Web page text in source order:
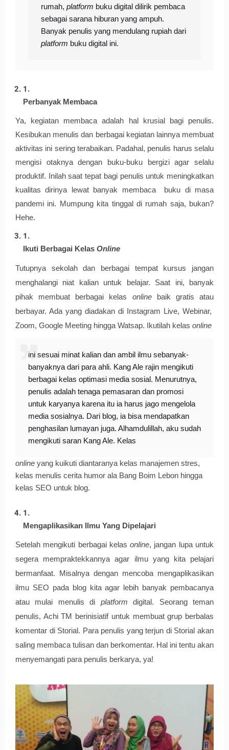
rumah, platform buku digital dilirik pembaca
sebagai sarana hiburan yang ampuh.
platform buku digital ini.
Perbanyak Membaca
Ya, kegiatan membaca adalah hal krusial bagi penulis.
Kesibukan menulis dan berbagai kegiatan lainnya membuat
aktivitas ini sering terabaikan. Padahal, penulis harus selalu
mengisi otaknya dengan buku-buku bergizi agar selalu
produktif. Inilah saat tepat bagi penulis untuk meningkatkan
kualitas dirinya lewat banyak membaca  buku di masa
pandemi ini. Mumpung kita tinggal di rumah saja, bukan?
Hehe.
Ikuti Berbagai Kelas Online
Tutupnya sekolah dan berbagai tempat kursus jangan
menghalangi niat kalian untuk belajar. Saat ini, banyak
pihak membuat berbagai kelas online baik gratis atau
berbayar. Ada yang diadakan di Instagram Live, Webinar,
Zoom, Google Meeting hingga Watsap. Ikutilah kelas online
ini sesuai minat kalian dan ambil ilmu sebanyak-
banyaknya dari para ahli. Kang Ale rajin mengikuti
berbagai kelas optimasi media sosial. Menurutnya,
penulis adalah tenaga pemasaran dan promosi
untuk karyanya karena itu ia harus jago mengelola
media sosialnya. Dari blog, ia bisa mendapatkan
penghasilan lumayan juga. Alhamdulillah, aku sudah
mengikuti saran Kang Ale. Kelas
online yang kuikuti diantaranya kelas manajemen stres,
kelas menulis cerita humor ala Bang Boim Lebon hingga
kelas SEO untuk blog.
Mengaplikasikan Ilmu Yang Dipelajari
Setelah mengikuti berbagai kelas online, jangan lupa untuk
segera mempraktekkannya agar ilmu yang kita pelajari
bermanfaat. Misalnya dengan mencoba mengaplikasikan
ilmu SEO pada blog kita agar lebih banyak pembacanya
atau mulai menulis di platform digital. Seorang teman
penulis, Achi TM berinisiatif untuk membuat grup berbalas
komentar di Storial. Para penulis yang terjun di Storial akan
saling membaca tulisan dan berkomentar. Hal ini tentu akan
menyemangati para penulis berkarya, ya!